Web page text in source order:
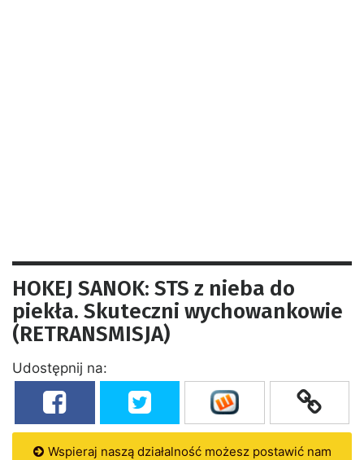
HOKEJ SANOK: STS z nieba do
piekła. Skuteczni wychowankowie
(RETRANSMISJA)
Udostępnij na:
Wspieraj naszą działalność możesz postawić nam